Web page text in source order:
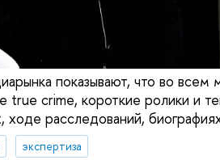
показывают, что во всем
true crime, короткие ролики и
расследований,
экспертиза